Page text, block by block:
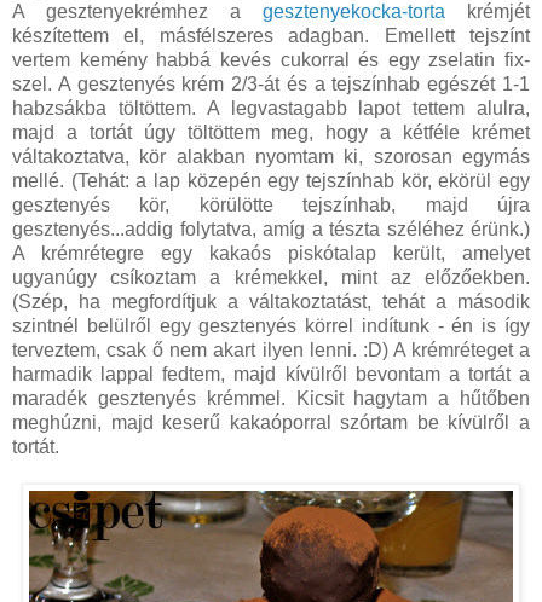
A gesztenyekrémhez a gesztenyekocka-torta krémjét
készítettem el, másfélszeres adagban. Emellett tejszínt
vertem kemény habbá kevés cukorral és egy zselatin fix-
szel. A gesztenyés krém 2/3-át és a tejszínhab egészét 1-1
habzsákba töltöttem. A legvastagabb lapot tettem alulra,
majd a tortát úgy töltöttem meg, hogy a kétféle krémet
váltakoztatva, kör alakban nyomtam ki, szorosan egymás
mellé. (Tehát: a lap közepén egy tejszínhab kör, ekörül egy
gesztenyés kör, körülötte tejszínhab, majd újra
gesztenyés...addig folytatva, amíg a tészta széléhez érünk.)
A krémrétegre egy kakaós piskótalap került, amelyet
ugyanúgy csíkoztam a krémekkel, mint az előzőekben.
(Szép, ha megfordítjuk a váltakoztatást, tehát a második
szintnél belülről egy gesztenyés körrel indítunk - én is így
terveztem, csak ő nem akart ilyen lenni. :D) A krémréteget a
harmadik lappal fedtem, majd kívülről bevontam a tortát a
maradék gesztenyés krémmel. Kicsit hagytam a hűtőben
meghúzni, majd keserű kakaóporral szórtam be kívülről a
tortát.